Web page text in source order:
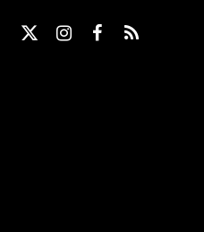
X
Instagram
Facebook
RSS